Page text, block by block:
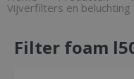
Vijverfilters en beluchting
Filter foam